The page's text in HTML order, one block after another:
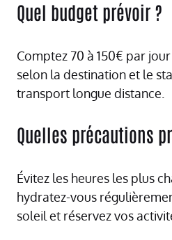
Quel budget prévoir ?
Comptez 70 à 150€ par
selon la destination et le
transport longue distance.
Quelles précautions
Évitez les heures les plus
hydratez-vous
soleil et réservez vos